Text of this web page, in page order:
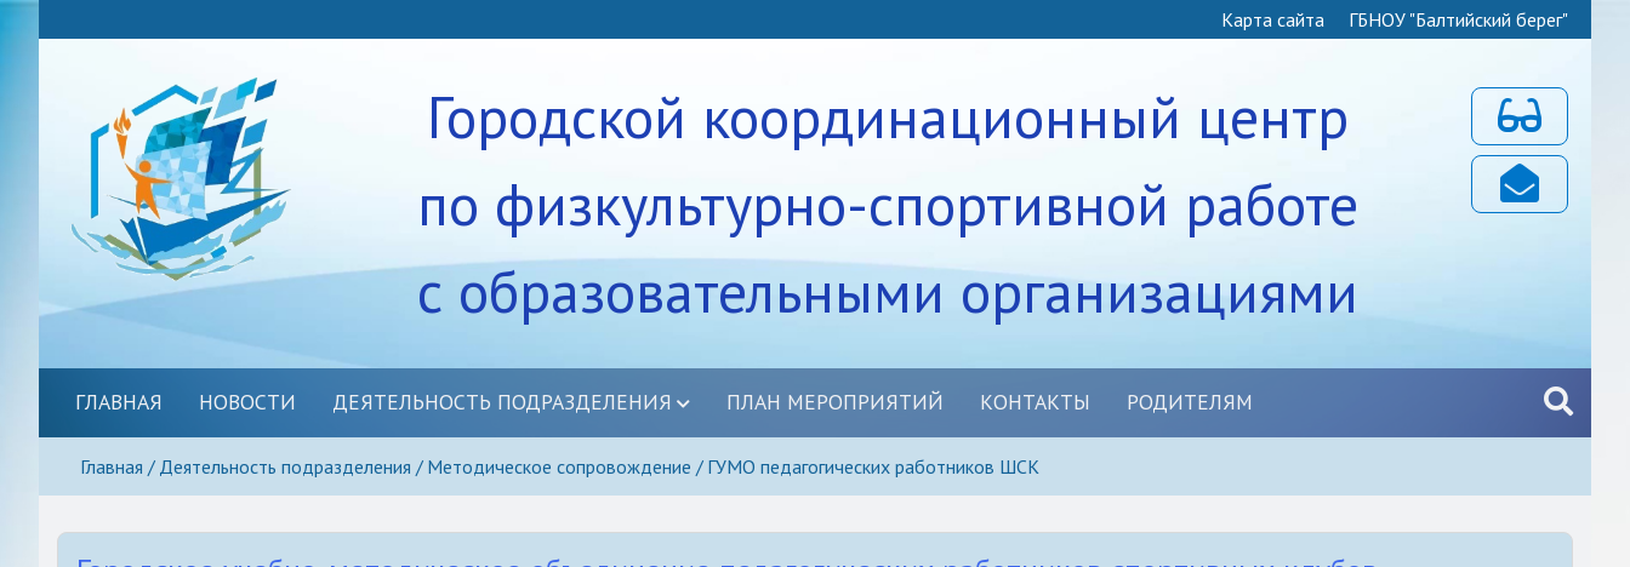
Карта сайта ГБНОУ "Балтийский берег"
Городской координационный центр
по физкультурно-спортивной работе
с образовательными организациями
Для
ГЛАВНАЯ НОВОСТИ ДЕЯТЕЛЬНОСТЬ ПОДРАЗДЕЛЕНИЯ
Спортивно-массовое направление
Методическое сопровождение
Школьные спортивные клубы
ПЛАН МЕРОПРИЯТИЙ КОНТАКТЫ РОДИТЕЛЯМ
Главная Деятельность подразделения Методическое сопровождение ГУМО педагогических работников ШСК